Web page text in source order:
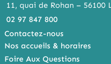
11, quai de Rohan – 56100
02 97 847 800
Contactez-nous
Nos accueils & horaires
Foire Aux Questions